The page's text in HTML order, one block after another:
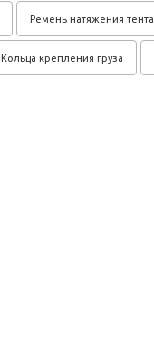
Ремень натяжения тента
Кольца крепления груза